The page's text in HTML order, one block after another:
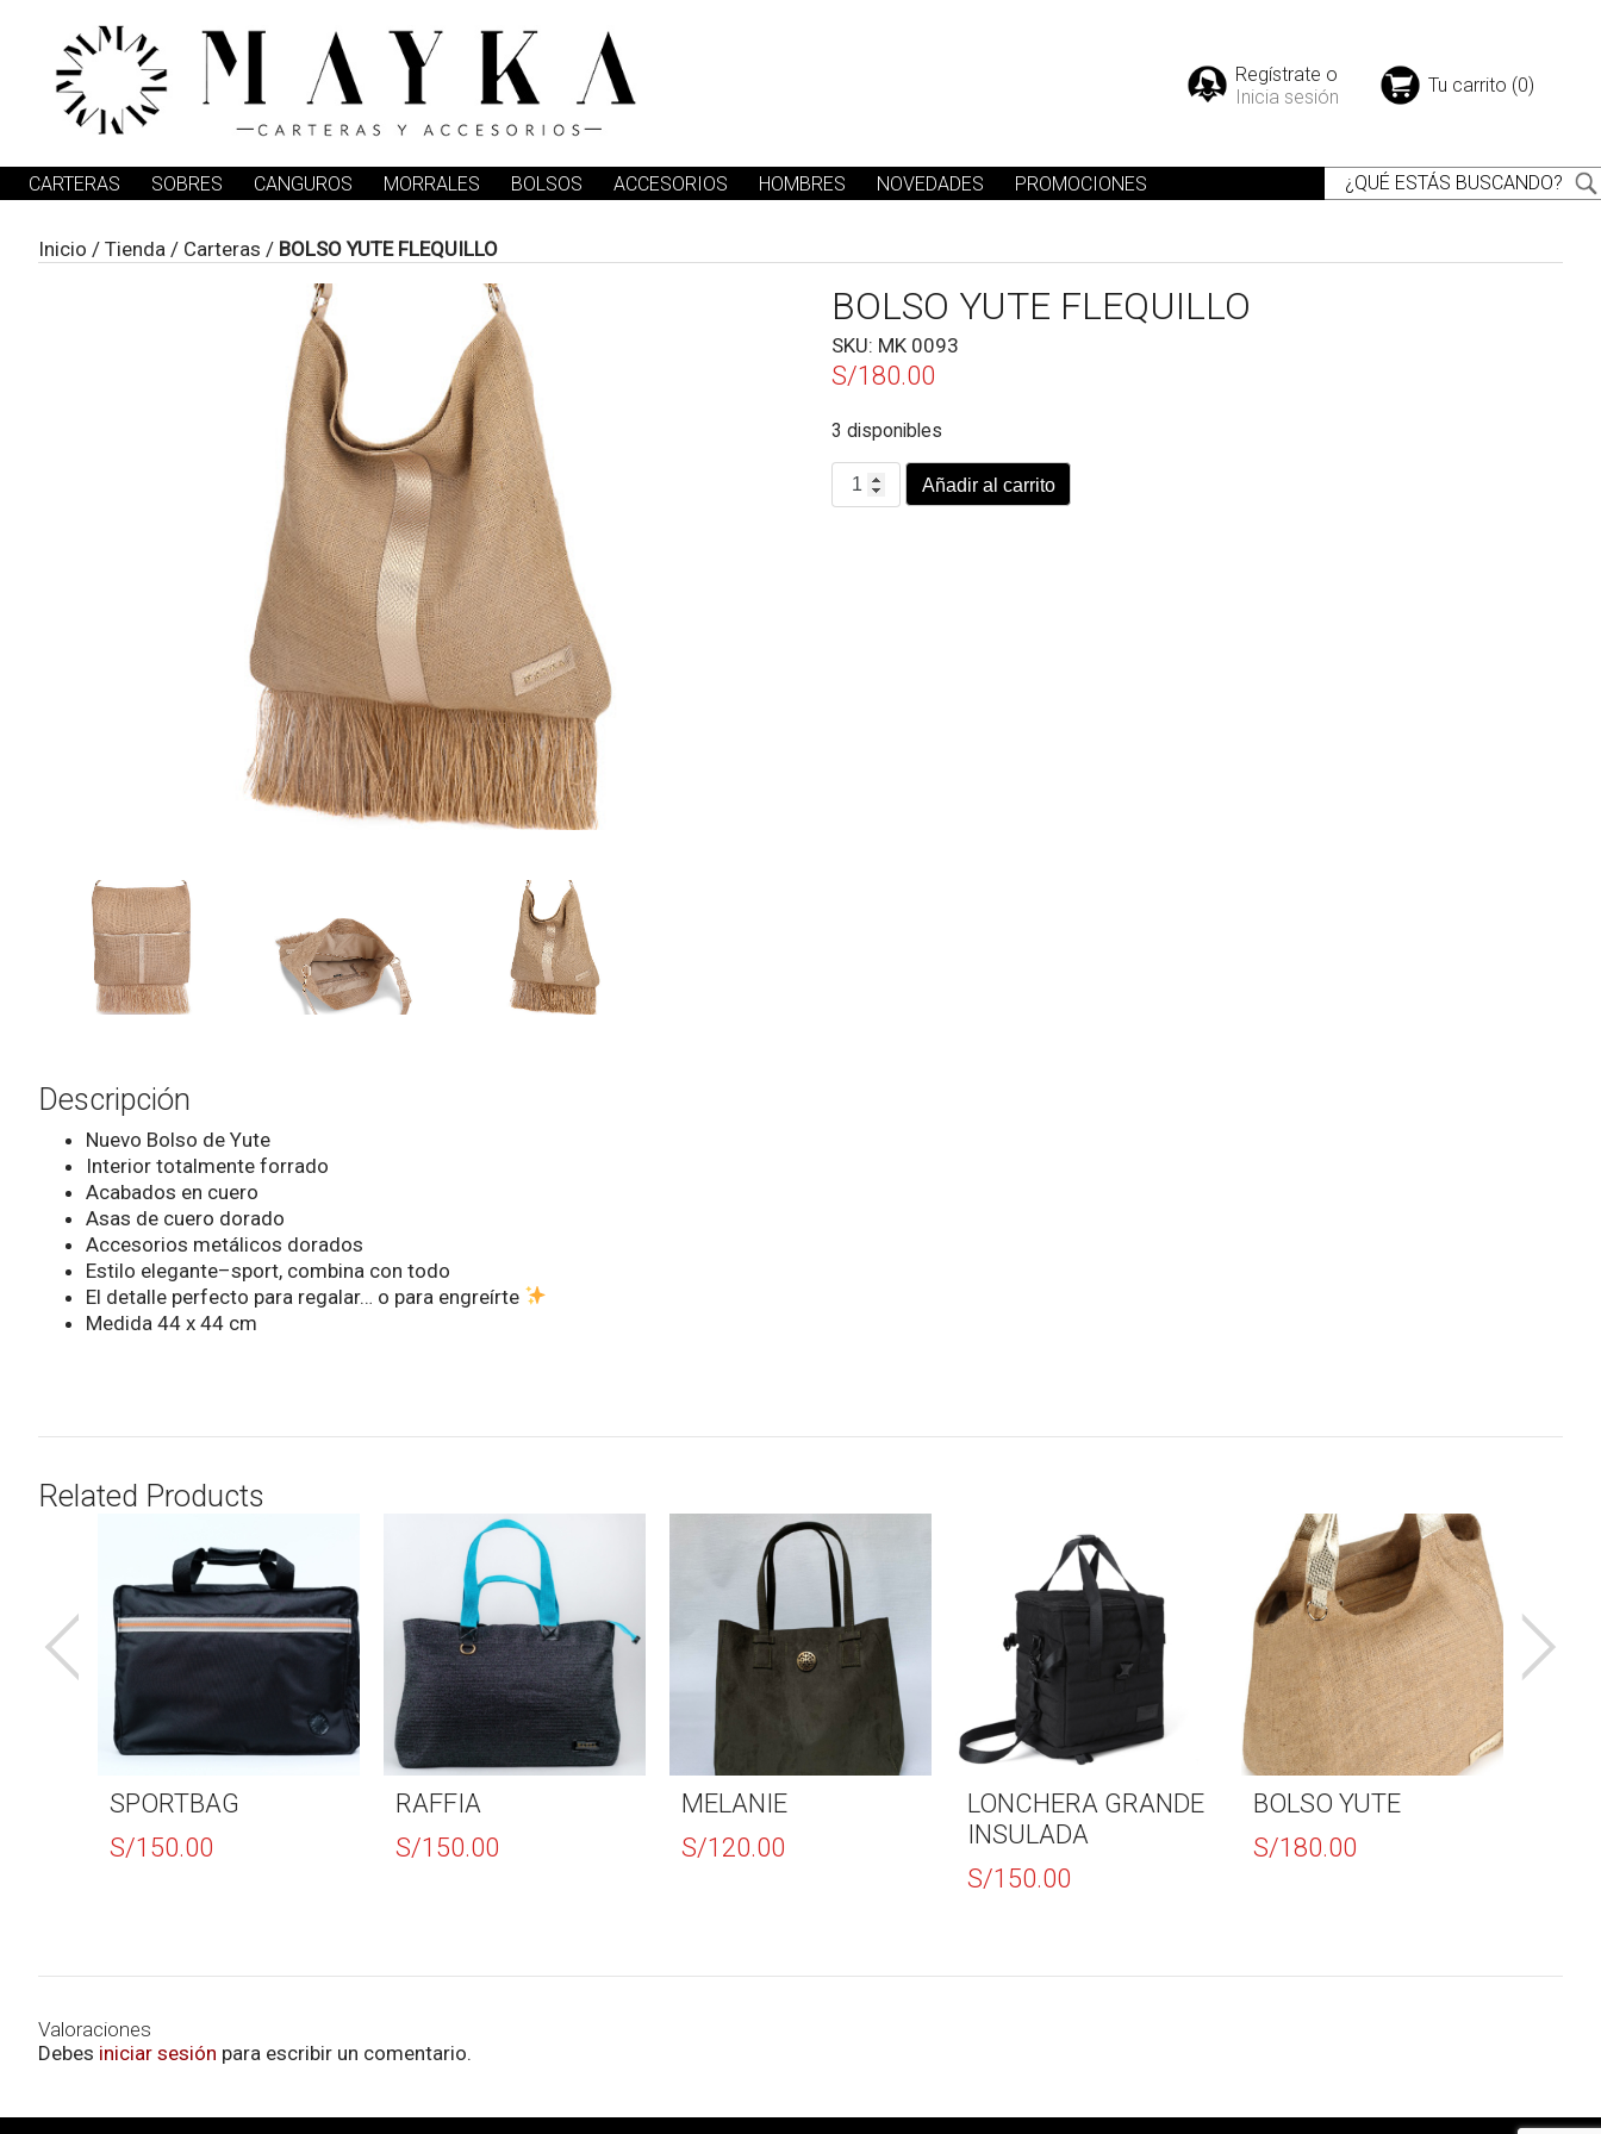
Regístrate o
Inicia sesión
Tu carrito (0)
CARTERAS SOBRES CANGUROS MORRALES BOLSOS ACCESORIOS HOMBRES NOVEDADES PROMOCIONES
Inicio / Tienda / Carteras / BOLSO YUTE FLEQUILLO
BOLSO YUTE FLEQUILLO
SKU: MK 0093
S/180.00
3 disponibles
BOLSO
YUTE
Añadir al carrito
Descripción
Nuevo Bolso de Yute
Interior totalmente forrado
Acabados en cuero
Asas de cuero dorado
Accesorios metálicos dorados
Estilo elegante–sport, combina con todo
El detalle perfecto para regalar… o para engreírte
Medida 44 x 44 cm
Related Products
SPORTBAG
S/150.00
RAFFIA
S/150.00
MELANIE
S/120.00
LONCHERA GRANDE
INSULADA
S/150.00
BOLSO YUTE
S/180.00
Valoraciones
Debes iniciar sesión para escribir un comentario.